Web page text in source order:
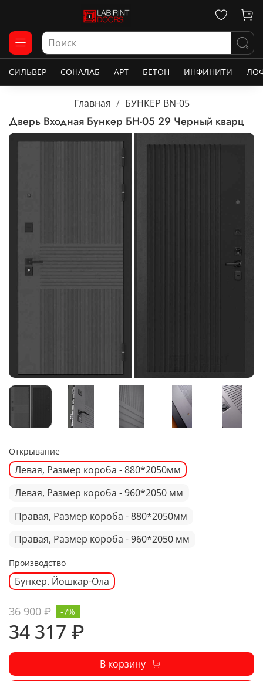
СИЛЬВЕР СОНАЛАБ АРТ БЕТОН ИНФИНИТИ
Главная БУНКЕР BN-05
Дверь Входная Бункер БН-05 29 Черный кварц
Открывание
Левая, Размер короба - 880*2050мм
Левая, Размер короба - 960*2050 мм
Правая, Размер короба - 880*2050мм
Правая, Размер короба - 960*2050 мм
Производство
Бункер. Йошкар-Ола
36 900 ₽
34 317 ₽
-7%
В корзину